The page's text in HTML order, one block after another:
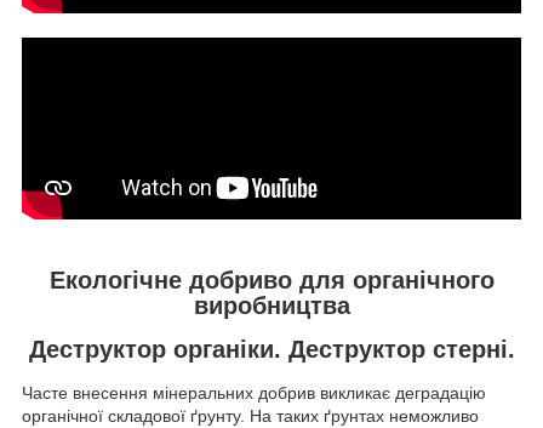
Екологічне добриво для органічного
виробництва
Деструктор органіки. Деструктор стерні.
Часте внесення мінеральних добрив викликає деградацію
органічної складової ґрунту. На таких ґрунтах неможливо